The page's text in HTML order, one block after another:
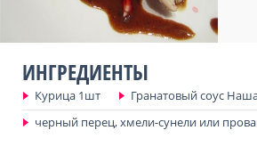
ИНГРЕДИЕНТЫ
Курица 1шт
Гранатовый соус
черный перец, хмели-сунели или